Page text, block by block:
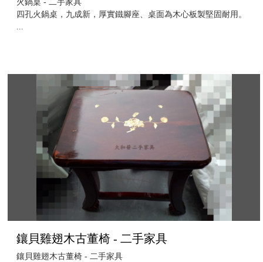
火鍋桌 - 二手家具
四孔火鍋桌，九成新，厚實鐵腳座、桌面為木心板製堅固耐用。
...
鑲貝雞翅木古董椅 - 二手家具
鑲貝雞翅木古董椅 - 二手家具